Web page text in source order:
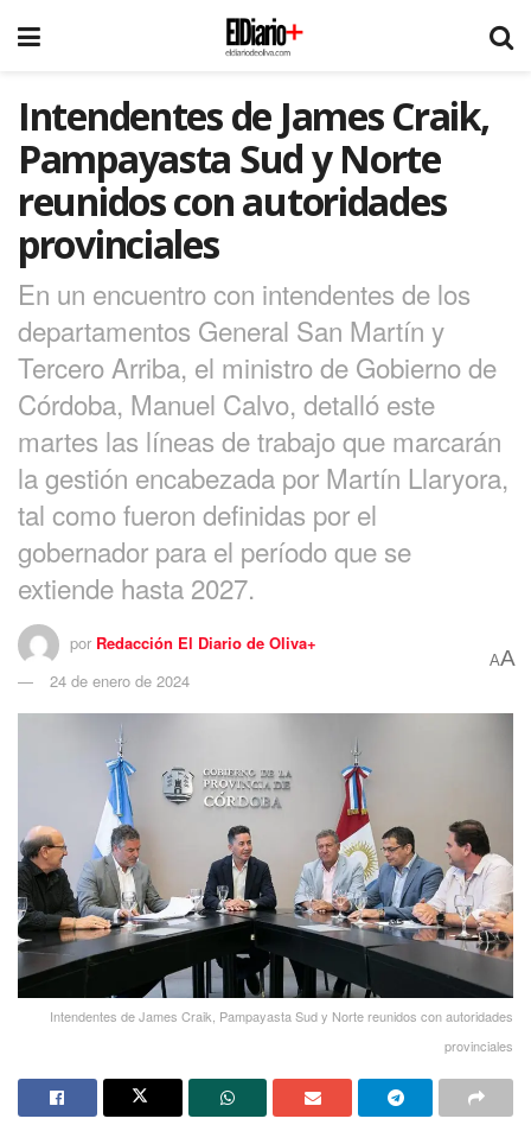
Intendentes de James Craik,
Pampayasta Sud y Norte
reunidos con autoridades
provinciales
En un encuentro con intendentes de los
departamentos General San Martín y
Tercero Arriba, el ministro de Gobierno de
Córdoba, Manuel Calvo, detalló este
martes las líneas de trabajo que marcarán
la gestión encabezada por Martín Llaryora,
tal como fueron definidas por el
gobernador para el período que se
extiende hasta 2027.
por Redacción El Diario de Oliva+
24 de enero de 2024
AA
Intendentes de James Craik, Pampayasta Sud y Norte reunidos con autoridades
provinciales